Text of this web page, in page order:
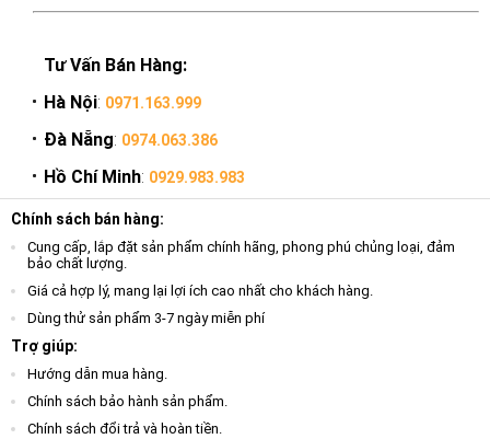
Tư Vấn Bán Hàng:
Hà Nội: 0971.163.999
Đà Nẵng: 0974.063.386
Hồ Chí Minh: 0929.983.983
Chính sách bán hàng:
Cung cấp, lắp đặt sản phẩm chính hãng, phong phú chủng loại, đảm
bảo chất lượng.
Giá cả hợp lý, mang lại lợi ích cao nhất cho khách hàng.
Dùng thử sản phẩm 3-7 ngày miễn phí
Trợ giúp:
Hướng dẫn mua hàng.
Chính sách bảo hành sản phẩm.
Chính sách đổi trả và hoàn tiền.